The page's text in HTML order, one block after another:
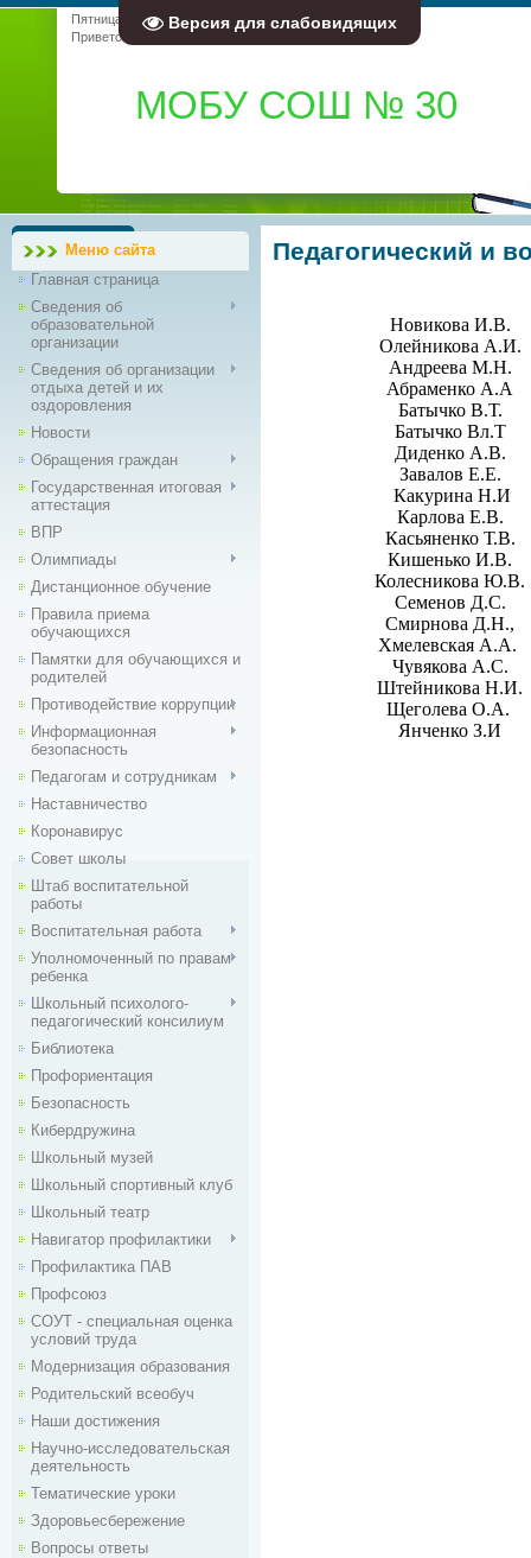
Версия для слабовидящих
Пятница, 07.08.2026, 12:28
Приветствую Вас
Гость RSS
МОБУ СОШ № 30
Меню сайта
Главная страница
Сведения об
образовательной
организации
Сведения об организации
отдыха детей и их
оздоровления
Новости
Обращения граждан
Государственная итоговая
аттестация
ВПР
Олимпиады
Дистанционное обучение
Правила приема
обучающихся
Памятки для обучающихся и
родителей
Противодействие коррупции
Информационная
безопасность
Педагогам и сотрудникам
Наставничество
Коронавирус
Совет школы
Штаб воспитательной
работы
Воспитательная работа
Уполномоченный по правам
ребенка
Школьный психолого-
педагогический консилиум
Библиотека
Профориентация
Безопасность
Кибердружина
Школьный музей
Школьный спортивный клуб
Школьный театр
Навигатор профилактики
Профилактика ПАВ
Профсоюз
СОУТ - специальная оценка
условий труда
Модернизация образования
Родительский всеобуч
Наши достижения
Научно-исследовательская
деятельность
Тематические уроки
Здоровьесбережение
Вопросы ответы
Педагогический и
Новикова И.В.
Олейникова А.И.
Андреева М.Н.
Абраменко А.А
Батычко В.Т.
Батычко Вл.Т
Диденко А.В.
Завалов Е.Е.
Какурина Н.И
Карлова Е.В.
Касьяненко Т.В.
Кишенько И.В.
Колесникова Ю.В.
Семенов Д.С.
Смирнова Д.Н.,
Хмелевская А.А.
Чувякова А.С.
Штейникова Н.И.
Щеголева О.А.
Янченко З.И